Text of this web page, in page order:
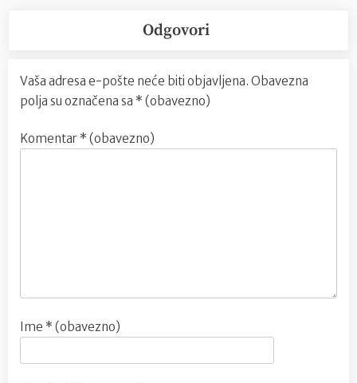
Odgovori
Vaša adresa e-pošte neće biti objavljena. Obavezna
polja su označena sa * (obavezno)
Komentar * (obavezno)
Ime * (obavezno)